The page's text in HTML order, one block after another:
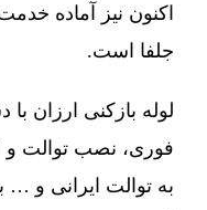
اکنون نیز آماده
جلفا است.
لوله بازکنی ارزان
فوری، نصب توالت و
به توالت ایرانی و